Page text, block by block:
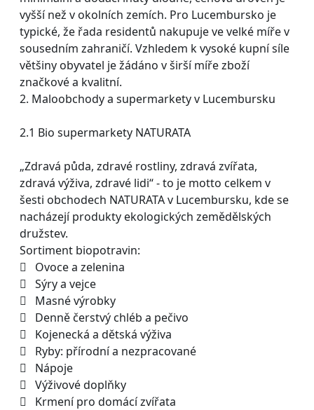
vyšší než v okolních zemích. Pro Lucembursko je
typické, že řada residentů nakupuje ve velké míře v
sousedním zahraničí. Vzhledem k vysoké kupní síle
většiny obyvatel je žádáno v širší míře zboží
značkové a kvalitní.
2. Maloobchody a supermarkety v Lucembursku
2.1 Bio supermarkety NATURATA
„Zdravá půda, zdravé rostliny, zdravá zvířata,
zdravá výživa, zdravé lidi“ - to je motto celkem v
šesti obchodech NATURATA v Lucembursku, kde se
nacházejí produkty ekologických zemědělských
družstev.
Sortiment biopotravin:
 Ovoce a zelenina
 Sýry a vejce
 Masné výrobky
 Denně čerstvý chléb a pečivo
 Kojenecká a dětská výživa
 Ryby: přírodní a nezpracované
 Nápoje
 Výživové doplňky
 Krmení pro domácí zvířata